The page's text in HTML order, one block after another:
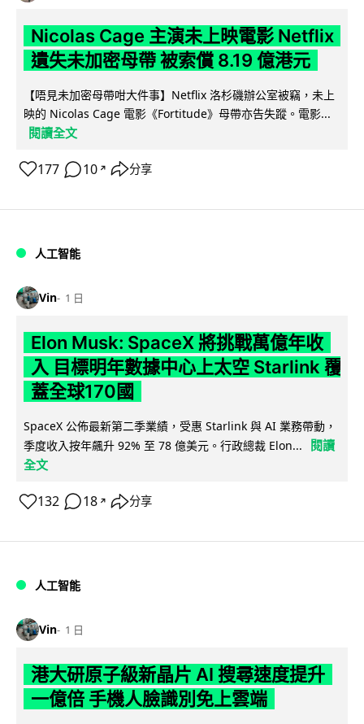
Nicolas Cage 主演未上映電影 Netflix
遺失未加密母帶 被索償 8.19 億港元
【唔見未加密母帶咁大件事】Netflix 洛杉磯辦公室被竊，未上
映的 Nicolas Cage 電影《Fortitude》母帶亦告失蹤。電影...
閱讀全文
177 10 ↗ 分享
人工智能
Vin 1 日
Elon Musk: SpaceX 將挑戰萬億年收
入 目標明年數據中心上太空 Starlink 覆
蓋全球170國
SpaceX 公佈最新第二季業績，受惠 Starlink 與 AI 業務帶動，
季度收入按年飆升 92% 至 78 億美元。行政總裁 Elon...
閱讀
全文
132 18 ↗ 分享
人工智能
Vin 1 日
港大研原子級新晶片 AI 搜尋速度提升
一億倍 手機人臉識別免上雲端